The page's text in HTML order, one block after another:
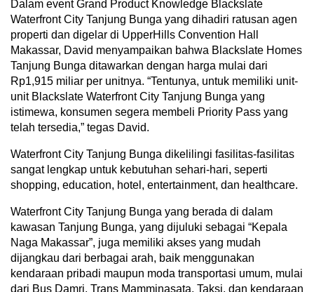
Dalam event Grand Product Knowledge Blackslate
Waterfront City Tanjung Bunga yang dihadiri ratusan agen
properti dan digelar di UpperHills Convention Hall
Makassar, David menyampaikan bahwa Blackslate Homes
Tanjung Bunga ditawarkan dengan harga mulai dari
Rp1,915 miliar per unitnya. “Tentunya, untuk memiliki unit-
unit Blackslate Waterfront City Tanjung Bunga yang
istimewa, konsumen segera membeli Priority Pass yang
telah tersedia,” tegas David.
Waterfront City Tanjung Bunga dikelilingi fasilitas-fasilitas
sangat lengkap untuk kebutuhan sehari-hari, seperti
shopping, education, hotel, entertainment, dan healthcare.
Waterfront City Tanjung Bunga yang berada di dalam
kawasan Tanjung Bunga, yang dijuluki sebagai “Kepala
Naga Makassar”, juga memiliki akses yang mudah
dijangkau dari berbagai arah, baik menggunakan
kendaraan pribadi maupun moda transportasi umum, mulai
dari Bus Damri, Trans Mamminasata, Taksi, dan kendaraan